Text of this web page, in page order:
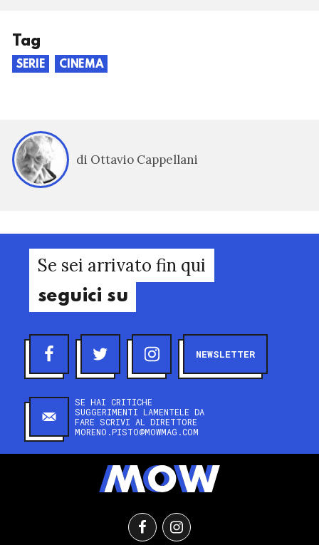
Tag
SERIE CINEMA
di Ottavio Cappellani
Se sei arrivato fin qui
seguici su
NEWSLETTER
SE HAI CRITICHE
SUGGERIMENTI LAMENTELE DA
FARE SCRIVI AL DIRETTORE
MORENO.PISTO@MOWMAG.COM